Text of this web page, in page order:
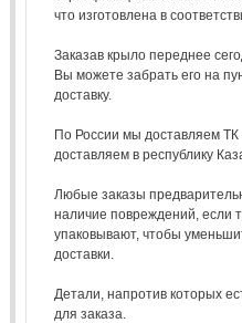
что изготовлена в
Заказав крыло переднее
Вы можете забрать его на
доставку.
По России мы доставляем
доставляем в республику
Любые заказы
наличие повреждений, если
упаковывают, чтобы
доставки.
Детали, напротив которых
для заказа.